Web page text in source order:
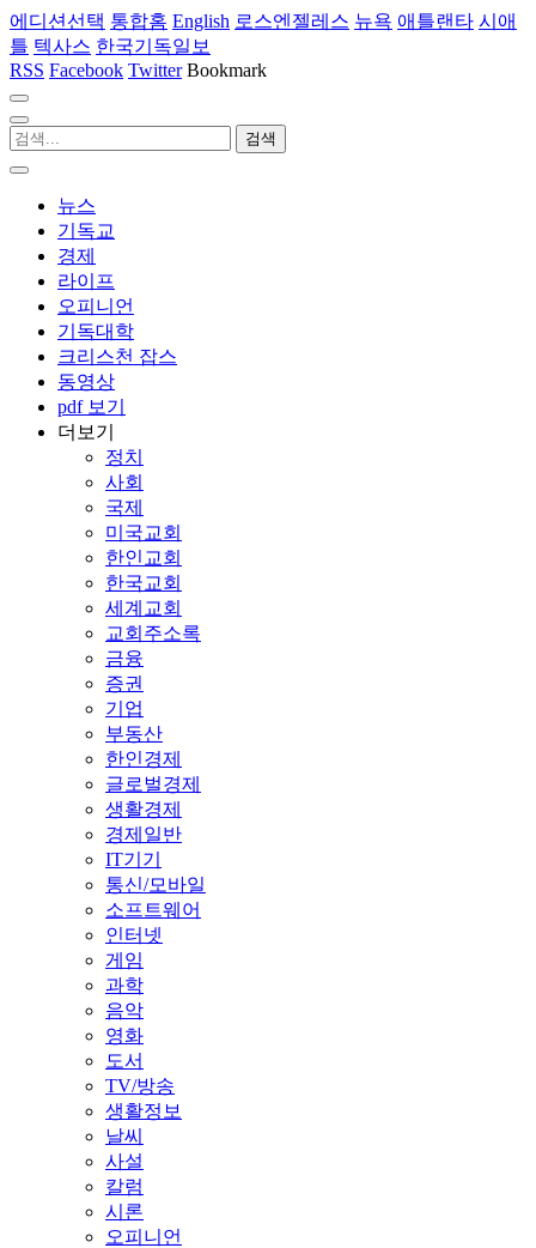
에디션선택 통합홈 English 로스엔젤레스 뉴욕 애틀랜타 시애
틀 텍사스 한국기독일보
RSS Facebook Twitter Bookmark
뉴스
기독교
경제
라이프
오피니언
기독대학
크리스천 잡스
동영상
pdf 보기
더보기
정치
사회
국제
미국교회
한인교회
한국교회
세계교회
교회주소록
금융
증권
기업
부동산
한인경제
글로벌경제
생활경제
경제일반
IT기기
통신/모바일
소프트웨어
인터넷
게임
과학
음악
영화
도서
TV/방송
생활정보
날씨
사설
칼럼
시론
오피니언